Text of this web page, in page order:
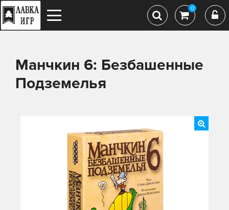
0
Манчкин 6: Безбашенные
Подземелья